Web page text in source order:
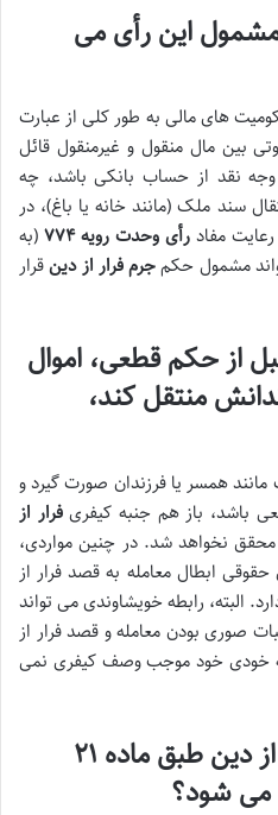
مشمول این رأی می
به طور کلی از عبارت
بینمال منقول و غیرمنقول قائل
وجه نقد از حساب بانکی باشد، چه
سند ملک (مانند خانه یا باغ)، در
رعایت مفادرأی وحدت رویه ۷۷۴
(به
مشمول حکمجرم فرار از دینقرار
از حکم قطعی، اموال
منتقل کند،
مانند همسر یا فرزندان صورت گیرد و
باشد، باز هم جنبه کیفریفرار از
محقق نخواهد شد. در چنین مواردی،
حقوقی ابطال معامله به قصد فرار از
دارد. البته، رابطه خویشاوندی می تواند
صوری بودن معاملهو قصد فرار از
خودی خود موجب وصف کیفری نمی
دین
طبق ماده ۲۱
می شود؟